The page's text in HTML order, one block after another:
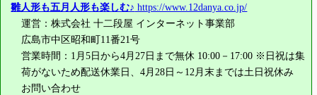
雛人形も五月人形も楽しむ♪ https://www.12danya.co.jp/
運営：株式会社 十二段屋 インターネット事業部
広島市中区昭和町11番21号
営業時間：1月5日から4月27日まで無休 10:00－17:00 ※日祝は集
荷がないため配送休業日、4月28日～12月末までは土日祝休み
お問い合わせ